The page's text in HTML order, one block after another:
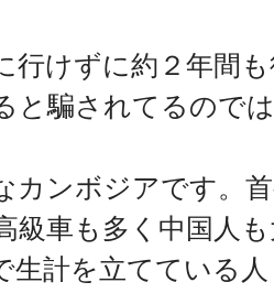
行けずに約２年間
と騙されてるので
カンボジアです。
級車も多く中国人
生計を立てている